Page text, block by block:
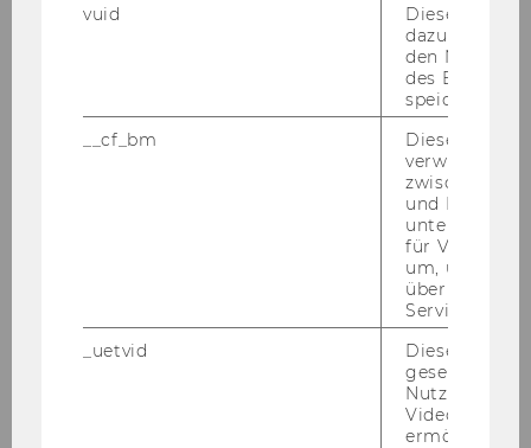
npoSeminar: Wie komme ich zur
Ablauf Lehrgang und Retreat: Positive
Leadership - Frühjahr 2025
praxisWorkshop: Entwicklung von KI-
Workshop: Erfolgsfaktor authentisches
praxisWorkshop: AI/Künstliche Intelligenz für
Workshop: Risikomanagement und Haftung
vuid
Dieser
dazu
den
des
speichern.
__cf_bm
Dieses
verwendet,
zwischen
und Bots zu
für Vimeo
um, um
über die
Service zu
_uetvid
Dieses
gesetzt, um
Nutzung des
Videoplayers
ermöglichen